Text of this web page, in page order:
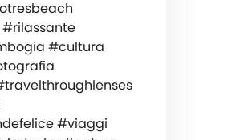
#cultura
#viaggi